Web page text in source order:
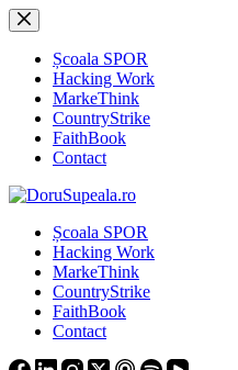
Sari
la
conținutȘcoala SPOR
Hacking Work
MarkeThink
CountryStrike
FaithBook
Contact
Școala SPOR
Hacking Work
MarkeThink
CountryStrike
FaithBook
Contact